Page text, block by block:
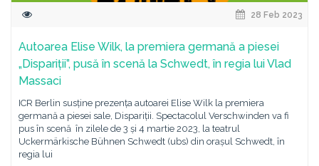
28 Feb 2023
Autoarea Elise Wilk, la premiera germană a piesei
„Dispariții”, pusă în scenă la Schwedt, în regia lui Vlad
Massaci
ICR Berlin susține prezența autoarei Elise Wilk la premiera
germană a piesei sale, Dispariții. Spectacolul Verschwinden va fi
pus în scenă în zilele de 3 și 4 martie 2023, la teatrul
Uckermärkische Bühnen Schwedt (ubs) din orașul Schwedt, în
regia lui